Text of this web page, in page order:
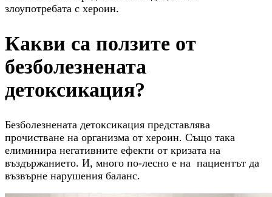
злоупотребата с хероин.
Какви са ползите от
безболезнената
детоксикация?
Безболезнената детоксикация представлява
прочистване на организма от хероин. Също така
елиминира негативните ефекти от кризата на
въздържанието. И, много по-лесно е на пациентът да
възвърне нарушения баланс.